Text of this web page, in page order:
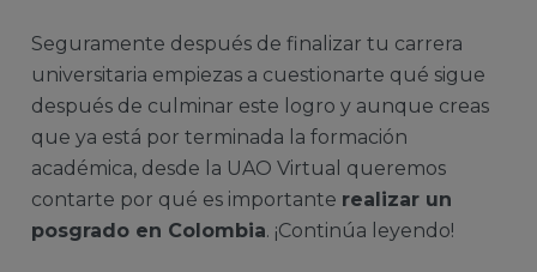
Seguramente después de finalizar tu carrera
universitaria empiezas a cuestionarte qué sigue
después de culminar este logro y aunque creas
que ya está por terminada la formación
académica, desde la UAO Virtual queremos
contarte por qué es importante realizar un
posgrado en Colombia. ¡Continúa leyendo!